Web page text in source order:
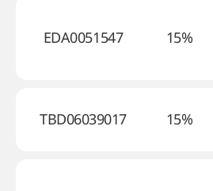
EDA0051547 15%
TBD06039017 15%